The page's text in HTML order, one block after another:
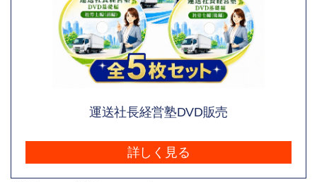
運送社長経営塾DVD販売
詳しく見る